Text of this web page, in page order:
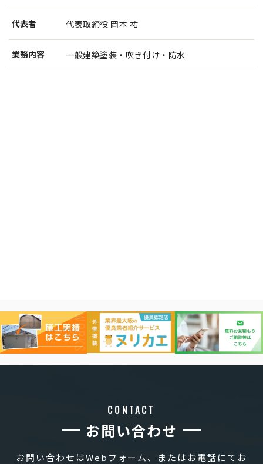
代表者 代表取締役 岡本 祐
業務内容 一般建築塗装・吹き付け・防水
CONTACT
お問い合わせ
お問い合わせはWebフォーム、またはお電話にてお